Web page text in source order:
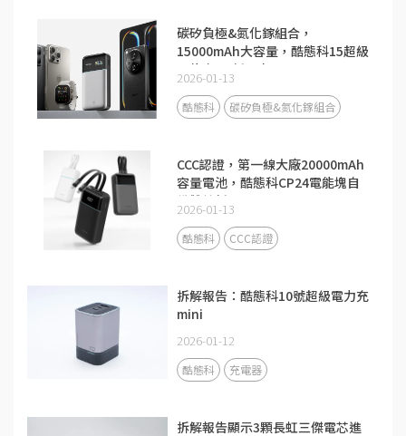
碳矽負極&氮化鎵組合，
15000mAh大容量，酷態科15超級
電能卡Air新品來了！
2026-01-13
酷態科 碳矽負極&氮化鎵組合
CCC認證，第一線大廠20000mAh
容量電池，酷態科CP24電能塊自
備雙線新品
2026-01-13
酷態科 CCC認證
拆解報告：酷態科10號超級電力充
mini
2026-01-12
酷態科 充電器
拆解報告顯示3顆長虹三傑電芯進